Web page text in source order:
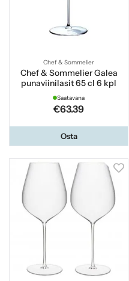
Chef & Sommelier
Chef & Sommelier Galea
punaviinilasit 65 cl 6 kpl
Saatavana
€63.39
Osta